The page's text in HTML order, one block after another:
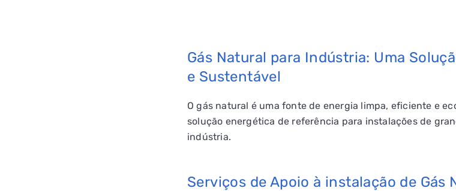
Gás Natural para Indústria: Uma
e Sustentável
O gás natural é uma fonte de energia limpa, eficiente e
solução energética de referência para instalações de
indústria.
Serviços de Apoio à instalação de Gás